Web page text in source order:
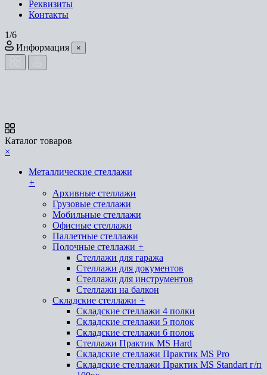
Реквизиты
Контакты
1/6
Информация
×
Каталог товаров
×
Металлические стеллажи
+
Архивные стеллажи
Грузовые стеллажи
Мобильные стеллажи
Офисные стеллажи
Паллетные стеллажи
Полочные стеллажи +
Стеллажи для гаража
Стеллажи для документов
Стеллажи для инструментов
Стеллажи на балкон
Складские стеллажи +
Складские стеллажи 4 полки
Складские стеллажи 5 полок
Складские стеллажи 6 полок
Стеллажи Практик MS Hard
Складские стеллажи Практик MS Pro
Складские стеллажи Практик MS Standart г/п